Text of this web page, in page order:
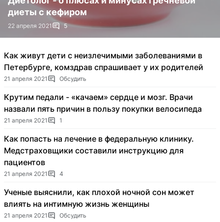
диеты с кефиром
22 апреля 2021 5
Как живут дети с неизлечимыми заболеваниями в
Петербурге, комздрав спрашивает у их родителей
21 апреля 2021 Обсудить
Крутим педали - «качаем» сердце и мозг. Врачи
назвали пять причин в пользу покупки велосипеда
21 апреля 2021 1
Как попасть на лечение в федеральную клинику.
Медстраховщики составили инструкцию для
пациентов
21 апреля 2021 4
Ученые выяснили, как плохой ночной сон может
влиять на интимную жизнь женщины
21 апреля 2021 Обсудить